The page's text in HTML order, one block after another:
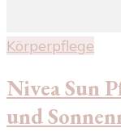
Körperpflege
Nivea Sun
und